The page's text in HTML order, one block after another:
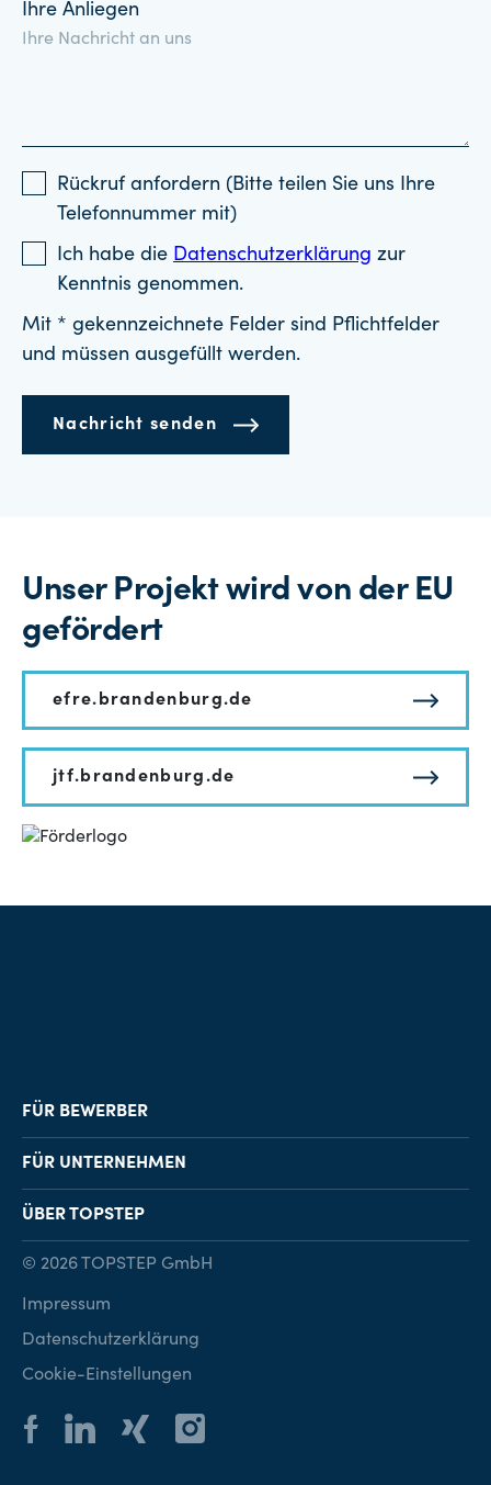
Ihre Anliegen
Rückruf anfordern (Bitte teilen Sie uns Ihre
Telefonnummer mit)
Ich habe die Datenschutzerklärung zur
Kenntnis genommen.
Mit * gekennzeichnete Felder sind Pflichtfelder
und müssen ausgefüllt werden.
Nachricht senden
Unser Projekt wird von der EU
gefördert
efre.brandenburg.de
jtf.brandenburg.de
FÜR BEWERBER
Job-Finder
Karriereberatung
FÜR UNTERNEHMEN
Personalvermittlung
Personalsuche
ÜBER TOPSTEP
Kontakt
© 2026 TOPSTEP GmbH
Impressum
Datenschutzerklärung
Cookie-Einstellungen